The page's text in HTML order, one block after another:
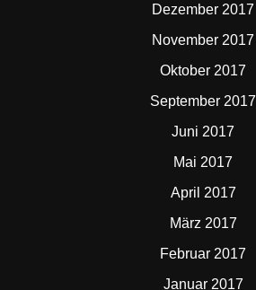
Dezember 2017
November 2017
Oktober 2017
September 2017
Juni 2017
Mai 2017
April 2017
März 2017
Februar 2017
Januar 2017